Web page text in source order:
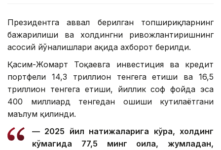
Президентга аввал берилган топшириқларнинг
бажарилиши ва холдингни ривожлантиришнинг
асосий йўналишлари ҳақида ахборот берилди.
Қасим-Жомарт Тоқаевга инвестиция ва кредит
портфели 14,3 триллион тенгега етиши ва 16,5
триллион тенгега етиши, йиллик соф фойда эса
400 миллиард тенгедан ошиши кутилаётгани
маълум қилинди.
— 2025 йил натижаларига кўра, холдинг
кўмагида 77,5 минг оила, жумладан,